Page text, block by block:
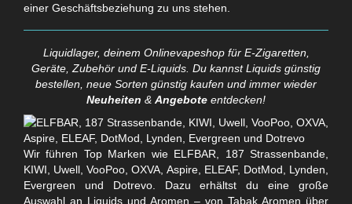
einer Geschäftsbeziehung zu uns stehen.
Liquidlager, deinem Onlinevapeshop für E-Zigaretten,
Geräte, Zubehör und E-Liquids. Du kannst Liquids günstig
bestellen, neue Sorten günstig kaufen und immer wieder
Neuheiten & Angebote entdecken!
Wir führen Top Marken wie ELFBAR, 187 Strassenbande,
KIWI, Uwell, VooPoo, OXVA, Aspire, ELEAF, DotMod, Lynden,
Evergreen und Dotrevo. Dazu erhältst du eine große
Auswahl an Liquids und Aromen – von Tabak Aromen über